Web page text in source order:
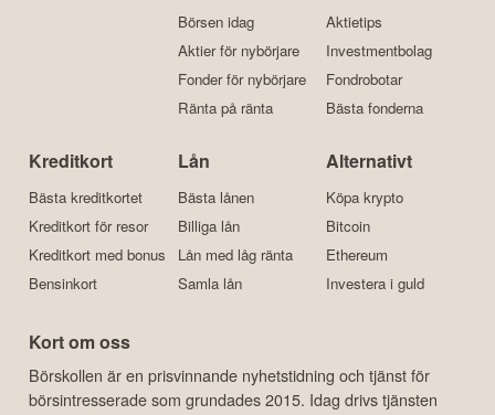
Börsen idag
Aktier för nybörjare
Fonder för nybörjare
Ränta på ränta
Aktietips
Investmentbolag
Fondrobotar
Bästa fonderna
Kreditkort
Bästa kreditkortet
Kreditkort för resor
Kreditkort med bonus
Bensinkort
Lån
Bästa lånen
Billiga lån
Lån med låg ränta
Samla lån
Alternativt
Köpa krypto
Bitcoin
Ethereum
Investera i guld
Kort om oss
Börskollen är en prisvinnande nyhetstidning och tjänst för
börsintresserade som grundades 2015. Idag drivs tjänsten